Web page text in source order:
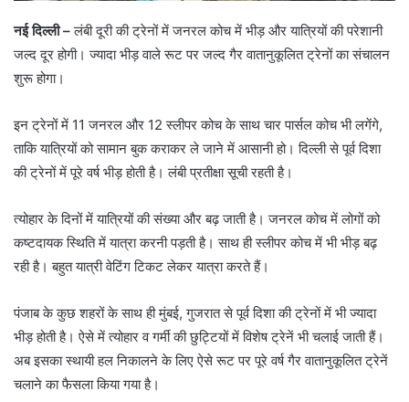
नई दिल्ली –लंबी दूरी की ट्रेनों में जनरल कोच में भीड़ और यात्रियों की परेशानी
जल्द दूर होगी। ज्यादा भीड़ वाले रूट पर जल्द गैर वातानुकूलित ट्रेनों का संचालन
शुरू होगा।
इन ट्रेनों में 11 जनरल और 12 स्लीपर कोच के साथ चार पार्सल कोच भी लगेंगे,
ताकि यात्रियों को सामान बुक कराकर ले जाने में आसानी हो। दिल्ली से पूर्व दिशा
की ट्रेनों में पूरे वर्ष भीड़ होती है। लंबी प्रतीक्षा सूची रहती है।
त्योहार के दिनों में यात्रियों की संख्या और बढ़ जाती है। जनरल कोच में लोगों को
कष्टदायक स्थिति में यात्रा करनी पड़ती है। साथ ही स्लीपर कोच में भी भीड़ बढ़
रही है। बहुत यात्री वेटिंग टिकट लेकर यात्रा करते हैं।
पंजाब के कुछ शहरों के साथ ही मुंबई, गुजरात से पूर्व दिशा की ट्रेनों में भी ज्यादा
भीड़ होती है। ऐसे में त्योहार व गर्मी की छुट्टियों में विशेष ट्रेनें भी चलाई जाती हैं।
अब इसका स्थायी हल निकालने के लिए ऐसे रूट पर पूरे वर्ष गैर वातानुकूलित ट्रेनें
चलाने का फैसला किया गया है।